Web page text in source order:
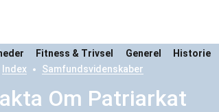
Fitness & Trivsel Generel Historie
Index
Samfundsvidenskaber
Om Patriarkat